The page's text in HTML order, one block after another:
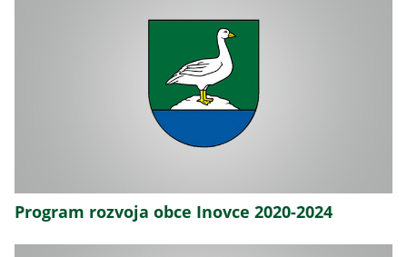
Program rozvoja obce Inovce 2020-2024